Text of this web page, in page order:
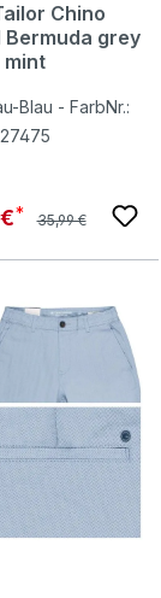
Chino
Bermuda grey
mint
Blau - FarbNr.:
27475
€ Regulärer Preis:
35,99 €